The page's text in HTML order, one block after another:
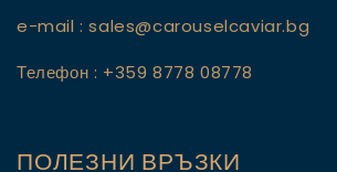
e-mail : sales@carouselcaviar.bg
Телефон : +359 8778 08778
ПОЛЕЗНИ ВРЪЗКИ